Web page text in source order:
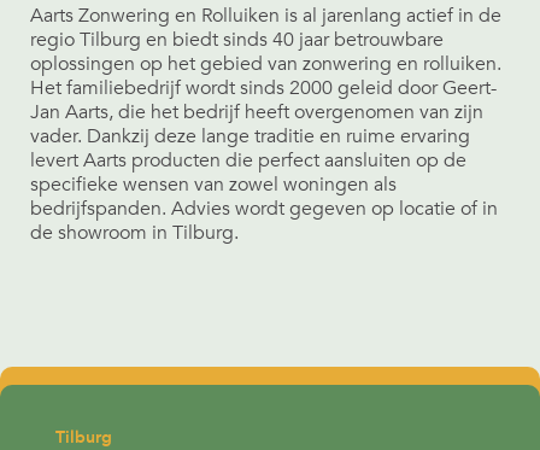
Aarts Zonwering en Rolluiken is al jarenlang actief in de
regio Tilburg en biedt sinds 40 jaar betrouwbare
oplossingen op het gebied van zonwering en rolluiken.
Het familiebedrijf wordt sinds 2000 geleid door Geert-
Jan Aarts, die het bedrijf heeft overgenomen van zijn
vader. Dankzij deze lange traditie en ruime ervaring
levert Aarts producten die perfect aansluiten op de
specifieke wensen van zowel woningen als
bedrijfspanden. Advies wordt gegeven op locatie of in
de showroom in Tilburg.
Tilburg